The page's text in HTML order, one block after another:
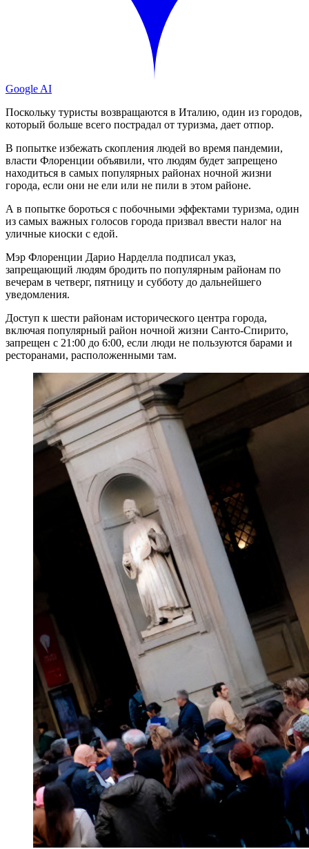
Google AI
Поскольку туристы возвращаются в Италию, один из городов,
который больше всего пострадал от туризма, дает отпор.
В попытке избежать скопления людей во время пандемии,
власти Флоренции объявили, что людям будет запрещено
находиться в самых популярных районах ночной жизни
города, если они не ели или не пили в этом районе.
А в попытке бороться с побочными эффектами туризма, один
из самых важных голосов города призвал ввести налог на
уличные киоски с едой.
Мэр Флоренции Дарио Нарделла подписал указ,
запрещающий людям бродить по популярным районам по
вечерам в четверг, пятницу и субботу до дальнейшего
уведомления.
Доступ к шести районам исторического центра города,
включая популярный район ночной жизни Санто-Спирито,
запрещен с 21:00 до 6:00, если люди не пользуются барами и
ресторанами, расположенными там.